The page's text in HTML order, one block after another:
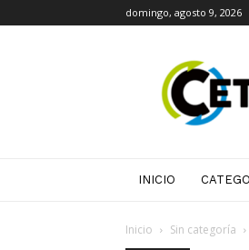
domingo, agosto 9, 2026
INICIO
Inicio Sin categoría